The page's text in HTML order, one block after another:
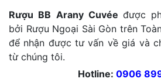
Rượu BB Arany Cuvée được
bởi Rượu Ngoại Sài Gòn trên
để nhận được tư vấn về giá và
từ chúng tôi.
Hotline: 0906